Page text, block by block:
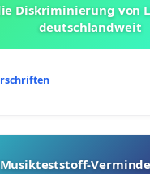
Diskriminierung von
deutschlandweit
Musikteststoff-